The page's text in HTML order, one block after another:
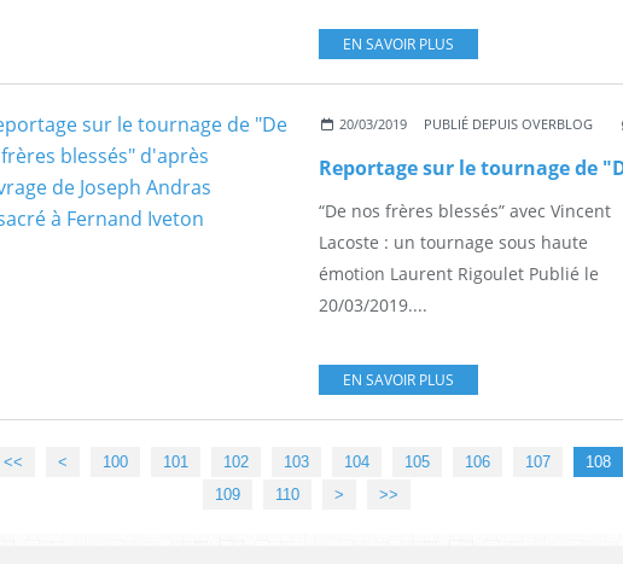
EN SAVOIR PLUS
20/03/2019 PUBLIÉ DEPUIS OVERBLOG
“De nos frères blessés” avec Vincent
Lacoste : un tournage sous haute
émotion Laurent Rigoulet Publié le
20/03/2019....
EN SAVOIR PLUS
<< < 100 101 102 103 104 105 106 107
108
109
110 120
130
140
150
160
170
180
190
200
300
400
> >>